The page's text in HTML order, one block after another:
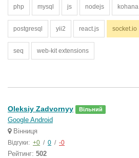
php mysql js nodejs kohana
postgresql yii2 react.js socket.io
seq web-kit extensions
Oleksiy Zadvornyy Вільний
Google Android
Вінниця
Відгуки: +0 / 0 / -0
Рейтинг: 502